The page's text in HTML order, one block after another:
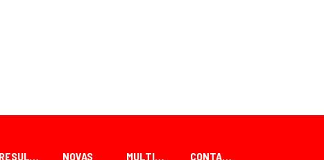
RESULTADOS NOVAS MULTIMEDIA
CONTACTO